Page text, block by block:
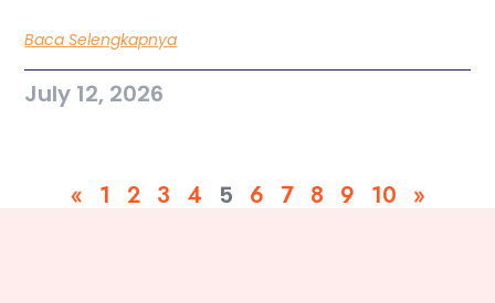
Baca Selengkapnya
July 12, 2026
« 1 2 3 4 5 6 7 8 9 10 »